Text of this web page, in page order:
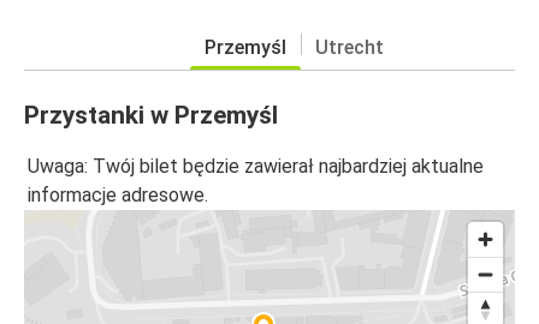
Przemyśl Utrecht
Przystanki w Przemyśl
Uwaga: Twój bilet będzie zawierał najbardziej aktualne
informacje adresowe.